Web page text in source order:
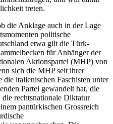
treten.
die Anklage auch in der Lage
politische
etwa gilt die Türk-
für Anhänger der
Aktionspartei (MHP) von
sich die MHP seit ihrer
italienischen Faschisten unter
Partei gewandelt hat, die
rechtsnationale Diktatur
pantürkischen Grossreich